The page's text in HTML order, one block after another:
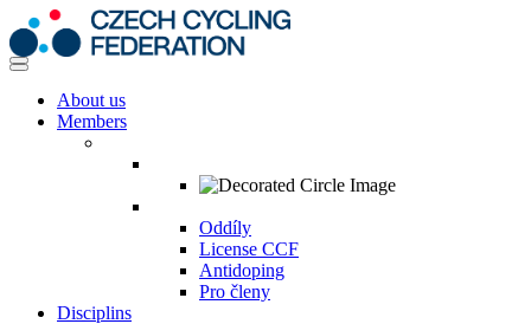
About us
Members
Oddíly
License CCF
Antidoping
Pro členy
Disciplins